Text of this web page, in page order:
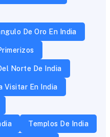
De Oro En India
Norte De India
Visitar En India
Templos De India